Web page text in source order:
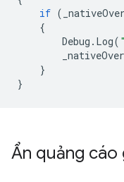
if (
{
Debug . Log(
}
}
Ẩn quảng cáo